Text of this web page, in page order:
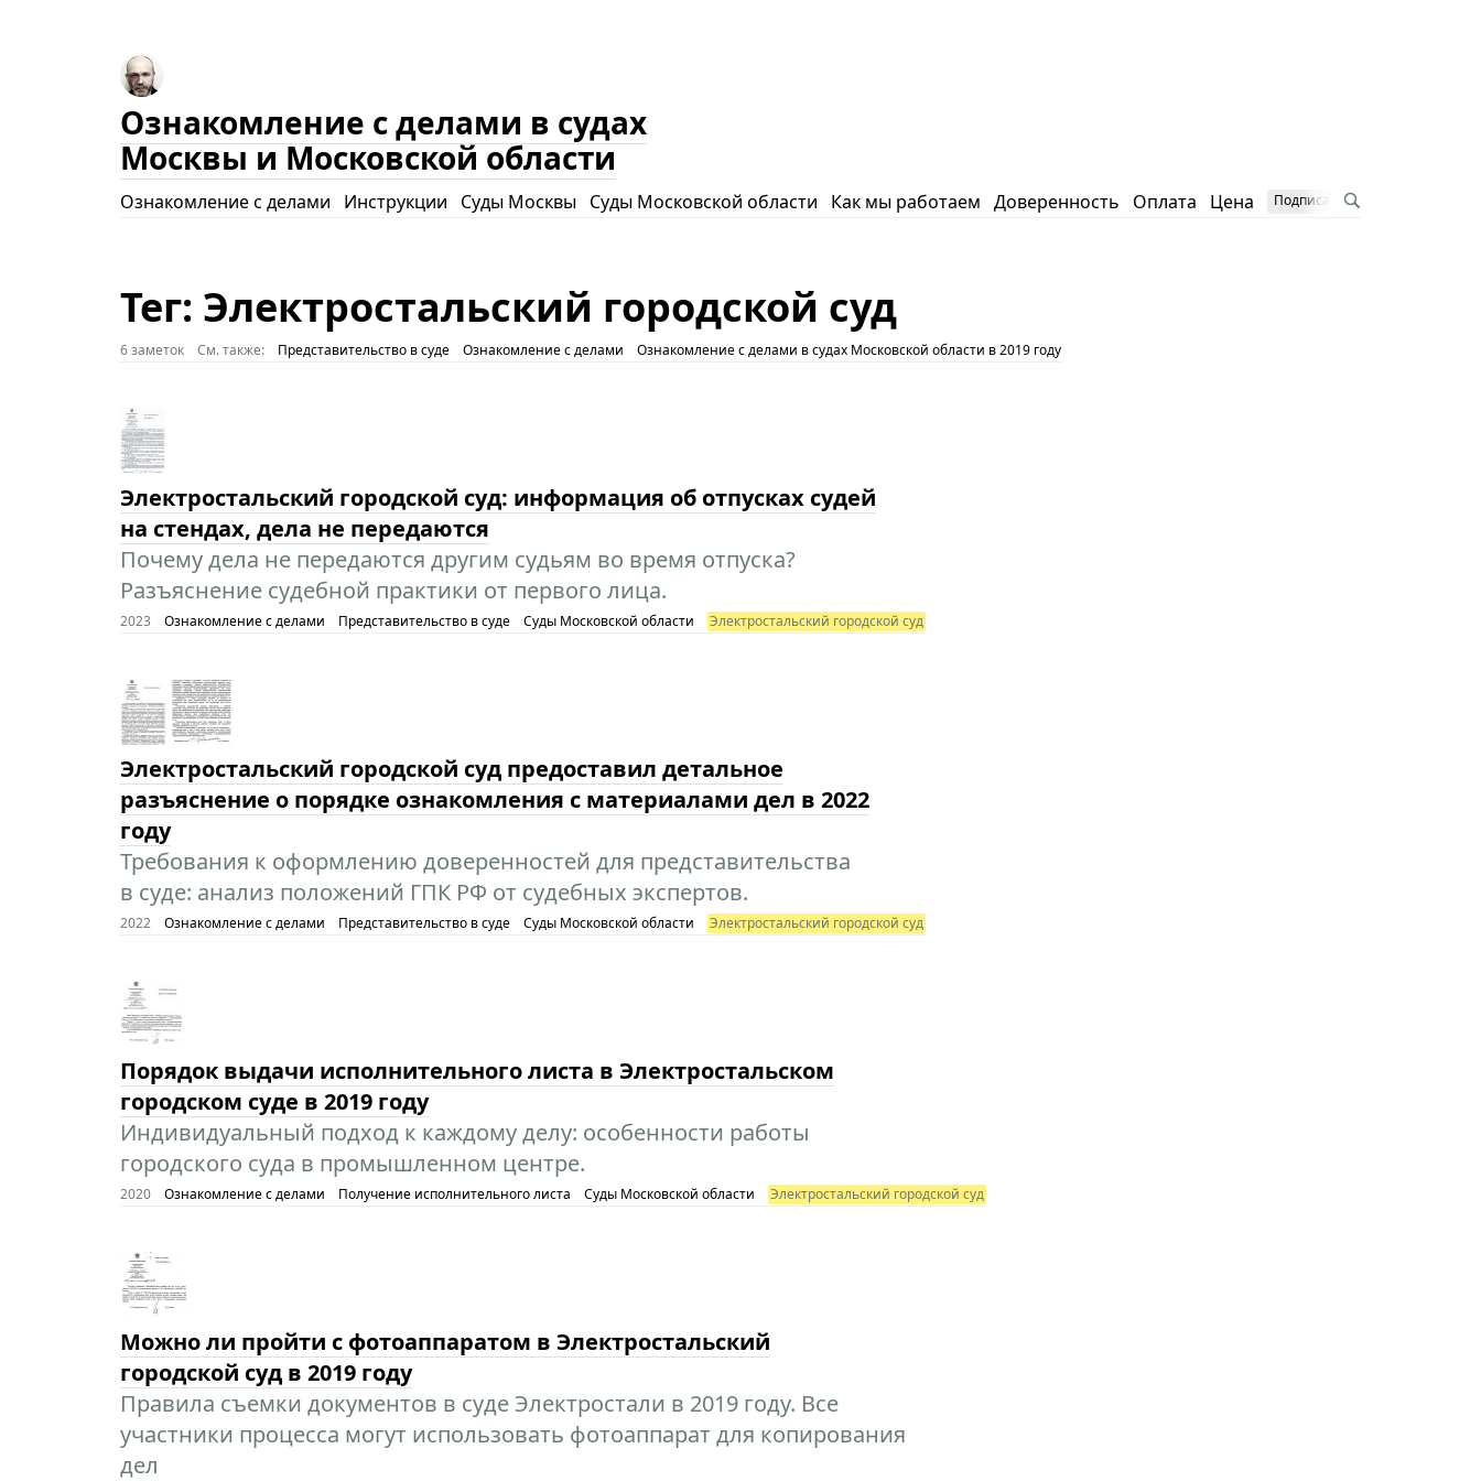
Ознакомление с делами в судах
Москвы и Московской области
Ознакомление с делами Инструкции Суды Москвы Суды Московской области Как мы работаем Доверенность Оплата Цена Подписаться на блог
Тег: Электростальский городской суд
6 заметок См. также: Представительство в суде Ознакомление с делами Ознакомление с делами в судах Московской области в 2019 году
Электростальский городской суд: информация об отпусках судей
на стендах, дела не передаются
Почему дела не передаются другим судьям во время отпуска?
Разъяснение судебной практики от первого лица.
2023 Ознакомление с делами Представительство в суде Суды Московской области Электростальский городской суд
Электростальский городской суд предоставил детальное
разъяснение о порядке ознакомления с материалами дел в 2022
году
Требования к оформлению доверенностей для представительства
в суде: анализ положений ГПК РФ от судебных экспертов.
2022 Ознакомление с делами Представительство в суде Суды Московской области Электростальский городской суд
Порядок выдачи исполнительного листа в Электростальском
городском суде в 2019 году
Индивидуальный подход к каждому делу: особенности работы
городского суда в промышленном центре.
2020 Ознакомление с делами Получение исполнительного листа Суды Московской области Электростальский городской суд
Можно ли пройти с фотоаппаратом в Электростальский
городской суд в 2019 году
Правила съемки документов в суде Электростали в 2019 году. Все
участники процесса могут использовать фотоаппарат для копирования
дел